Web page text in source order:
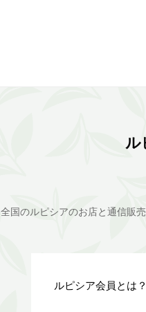
ル
全国のルピシアのお店と通信販
ルピシア会員とは？